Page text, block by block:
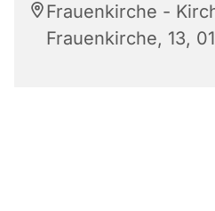
Frauenkirche -
Frauenkirche, 13,